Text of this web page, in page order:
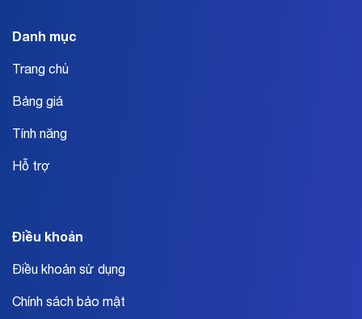
Danh mục
Trang chủ
Bảng giá
Tính năng
Hỗ trợ
Điều khoản
Điều khoản sử dụng
Chính sách bảo mật